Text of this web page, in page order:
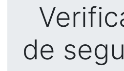
de